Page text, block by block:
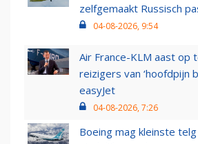
zelfgemaakt Russisch
04-08-2026, 9:54
Air France-KLM aast op
reizigers van ‘hoofdpijn
easyJet
04-08-2026, 7:26
Boeing mag kleinste